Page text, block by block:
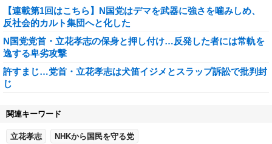
【連載第1回はこちら】N国党はデマを武器に強さを噛みしめ、
反社会的カルト集団へと化した
N国党党首・立花孝志の保身と押し付け…反発した者には常軌を
逸する卑劣攻撃
許すまじ…党首・立花孝志は犬笛イジメとスラップ訴訟で批判封
じ
関連キーワード
立花孝志 NHKから国民を守る党